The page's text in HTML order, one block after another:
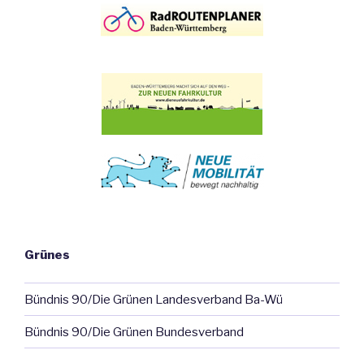
Grünes
Bündnis 90/Die Grünen Landesverband Ba-Wü
Bündnis 90/Die Grünen Bundesverband